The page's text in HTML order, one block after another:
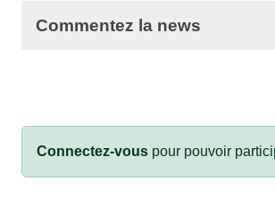
Commentez la news
Connectez-vous pour pouvoir